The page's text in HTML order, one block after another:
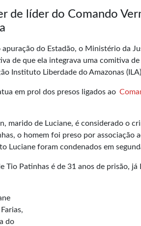
de líder do Comando
apuração do Estadão, o Ministério da
de que ela integrava uma comitiva
Instituto Liberdade do Amazonas
em prol dos presos ligados ao
marido de Luciane, é considerado o
o homem foi preso por associação
Luciane foram condenados em
Tio Patinhas é de 31 anos de prisão,
do